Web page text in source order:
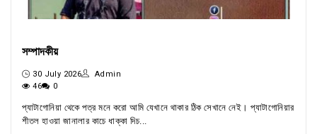
সম্পাদকীয়
30 July 2026
Admin
46
0
প্যাটাগোনিয়া থেকে পত্র মনে করো আমি যেখানে থাকার ঠিক সেখানে নেই। প্যাটাগোনিয়ার
শীতল হাওয়া জানালার কাচে ধাক্কা দিচ...